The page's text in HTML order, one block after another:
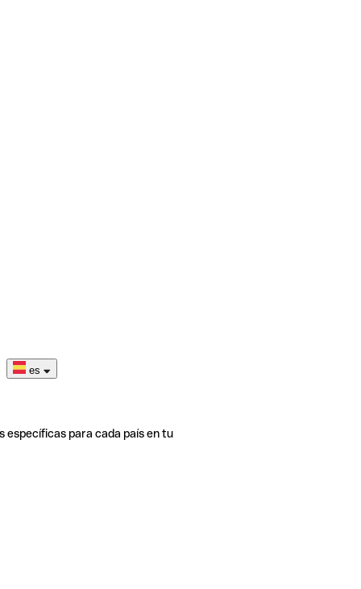
es
específicas para cada país en tu